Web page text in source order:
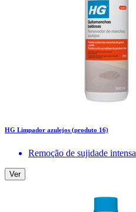
HG Limpador azulejos (produto 16)
Remoção de sujidade intensa
Ver